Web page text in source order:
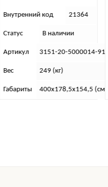
Внутренний код 21347
Статус Нет в наличии
Артикул 3303-00-5000014-95
Вес 160 (кг)
Габариты 169,4х194х160 (см)